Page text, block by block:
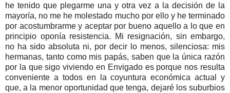
he tenido que plegarme una y otra vez a la decisión de la
mayoría, no me he molestado mucho por ello y he terminado
por acostumbrarme y aceptar por bueno aquello a lo que en
principio oponía resistencia. Mi resignación, sin embargo,
no ha sido absoluta ni, por decir lo menos, silenciosa: mis
hermanas, tanto como mis papás, saben que la única razón
por la que sigo viviendo en Envigado es porque nos resulta
conveniente a todos en la coyuntura económica actual y
que, a la menor oportunidad que tenga, dejaré los suburbios